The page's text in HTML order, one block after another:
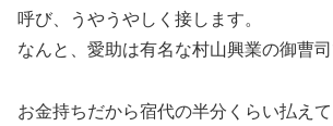
呼び、うやうやしく接します。
なんと、愛助は有名な村山興業の御曹司
お金持ちだから宿代の半分くらい払え